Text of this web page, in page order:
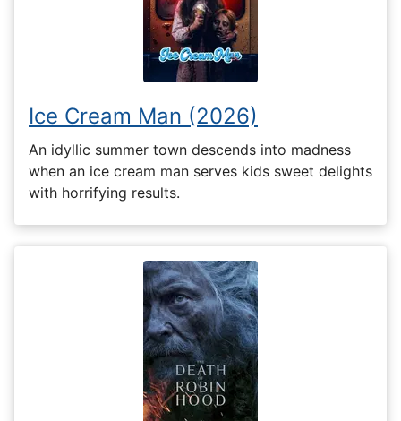
Ice Cream Man (2026)
An idyllic summer town descends into madness
when an ice cream man serves kids sweet delights
with horrifying results.